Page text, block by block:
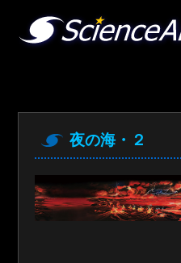
夜の海・２